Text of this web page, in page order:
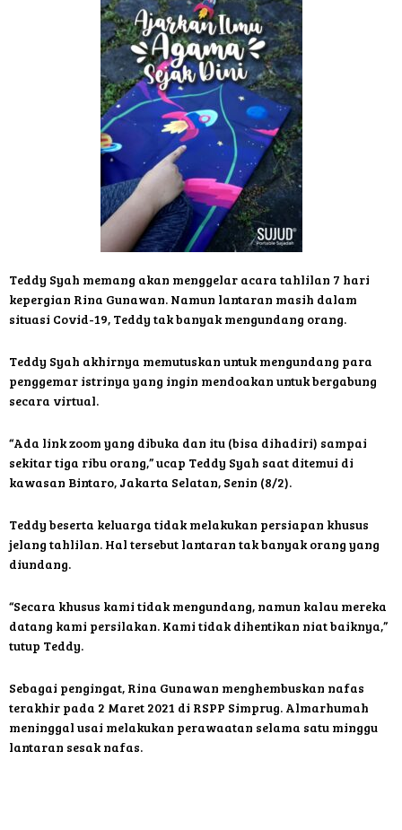
Teddy Syah memang akan menggelar acara tahlilan 7 hari
kepergian Rina Gunawan. Namun lantaran masih dalam
situasi Covid-19, Teddy tak banyak mengundang orang.
Teddy Syah akhirnya memutuskan untuk mengundang para
penggemar istrinya yang ingin mendoakan untuk bergabung
secara virtual.
“Ada link zoom yang dibuka dan itu (bisa dihadiri) sampai
sekitar tiga ribu orang,” ucap Teddy Syah saat ditemui di
kawasan Bintaro, Jakarta Selatan, Senin (8/2).
Teddy beserta keluarga tidak melakukan persiapan khusus
jelang tahlilan. Hal tersebut lantaran tak banyak orang yang
diundang.
“Secara khusus kami tidak mengundang, namun kalau mereka
datang kami persilakan. Kami tidak dihentikan niat baiknya,”
tutup Teddy.
Sebagai pengingat, Rina Gunawan menghembuskan nafas
terakhir pada 2 Maret 2021 di RSPP Simprug. Almarhumah
meninggal usai melakukan perawaatan selama satu minggu
lantaran sesak nafas.